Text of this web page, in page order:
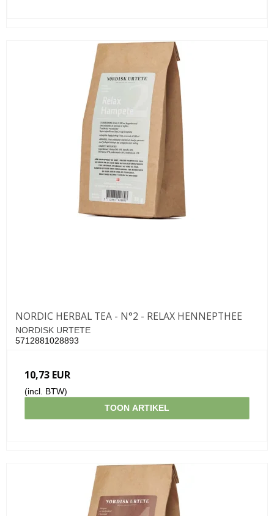
NORDIC HERBAL TEA - N°2 - RELAX HENNEPTHEE
NORDISK URTETE
5712881028893
10,73 EUR
(incl. BTW)
TOON ARTIKEL